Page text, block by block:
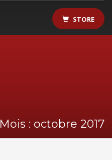
STORE
Mois : octobre 2017